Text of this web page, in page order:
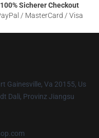
100% Sicherer Checkout
/ MasterCard / Visa
Gainesville, Va 20155, Us
Dali, Provinz Jiangsu